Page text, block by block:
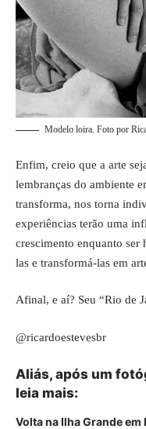
Modelo loira. Foto por
Enfim, creio que a arte
lembranças do ambiente
transforma, nos torna
experiências terão uma
crescimento enquanto ser
las e transformá-las em
Afinal, e aí? Seu “Rio de
@ricardoestevesbr
Aliás, após um
leia mais:
Volta na Ilha Grande em